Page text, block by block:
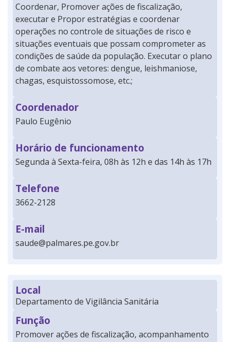
Coordenar, Promover ações de fiscalização,
executar e Propor estratégias e coordenar
operações no controle de situações de risco e
situações eventuais que possam comprometer as
condições de saúde da população. Executar o plano
de combate aos vetores: dengue, leishmaniose,
chagas, esquistossomose, etc.;
Coordenador
Paulo Eugênio
Horário de funcionamento
Segunda à Sexta-feira, 08h às 12h e das 14h às 17h
Telefone
3662-2128
E-mail
saude@palmares.pe.gov.br
Local
Departamento de Vigilância Sanitária
Função
Promover ações de fiscalização, acompanhamento